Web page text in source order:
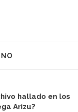
hallado en los
Arizu?